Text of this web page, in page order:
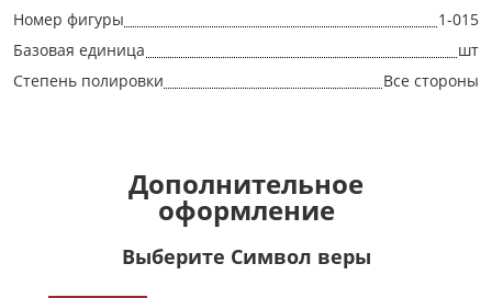
Номер фигуры
1-015
Базовая единица
шт
Степень полировки
Все стороны
Дополнительное
оформление
Выберите Символ веры